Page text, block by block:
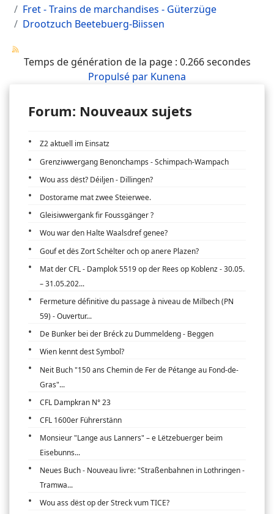
Fret - Trains de marchandises - Güterzüge
Drootzuch Beetebuerg-Biissen
Temps de génération de la page : 0.266 secondes
Propulsé par Kunena
Forum: Nouveaux sujets
Z2 aktuell im Einsatz
Grenziwwergang Benonchamps - Schimpach-Wampach
Wou ass dëst? Déiljen - Dillingen?
Dostorame mat zwee Steierwee.
Gleisiwwergank fir Foussgänger ?
Wou war den Halte Waalsdref genee?
Gouf et dës Zort Schëlter och op anere Plazen?
Mat der CFL - Damplok 5519 op der Rees op Koblenz - 30.05.
– 31.05.202...
Fermeture définitive du passage à niveau de Milbech (PN
59) - Ouvertur...
De Bunker bei der Bréck zu Dummeldeng - Beggen
Wien kennt dest Symbol?
Neit Buch "150 ans Chemin de Fer de Pétange au Fond-de-
Gras"...
CFL Dampkran N° 23
CFL 1600er Führerstänn
Monsieur "Lange aus Lanners" – e Lëtzebuerger beim
Eisebunns...
Neues Buch - Nouveau livre: "Straßenbahnen in Lothringen -
Tramwa...
Wou ass dëst op der Streck vum TICE?